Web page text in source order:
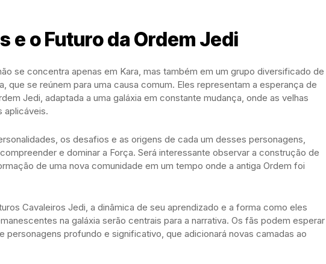
e o Futuro da Ordem Jedi
se concentra apenas em Kara, mas também em um grupo diversificado de
que se reúnem para uma causa comum. Eles representam a esperança de
Jedi, adaptada a uma galáxia em constante mudança, onde as velhas
aplicáveis.
os desafios e as origens de cada um desses personagens,
e dominar a Força. Será interessante observar a construção de
de uma nova comunidade em um tempo onde a antiga Ordem foi
Cavaleiros Jedi, a dinâmica de seu aprendizado e a forma como eles
na galáxia serão centrais para a narrativa. Os fãs podem esperar
personagens profundo e significativo, que adicionará novas camadas ao